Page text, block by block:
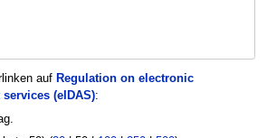
auf Regulation on electronic
(eIDAS):